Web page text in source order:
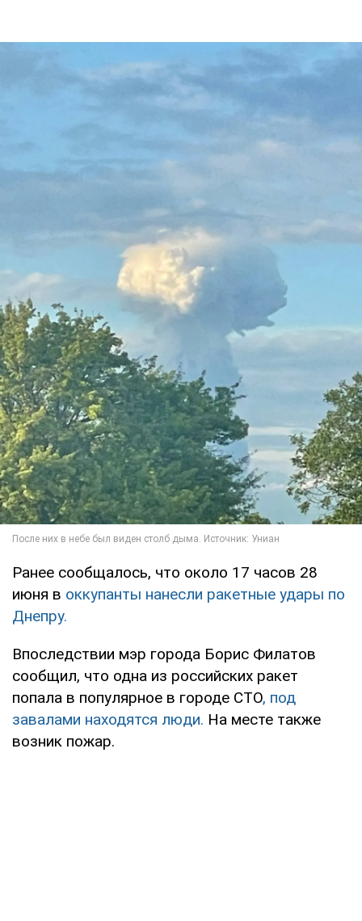
Ранее сообщалось, что около 17 часов 28
июня в оккупанты нанесли ракетные удары по
Днепру.
Впоследствии мэр города Борис Филатов
сообщил, что одна из российских ракет
попала в популярное в городе СТО, под
завалами находятся люди. На месте также
возник пожар.